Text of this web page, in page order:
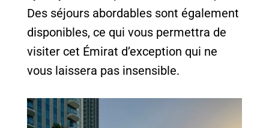
Des séjours abordables sont également
disponibles, ce qui vous permettra de
visiter cet Émirat d’exception qui ne
vous laissera pas insensible.